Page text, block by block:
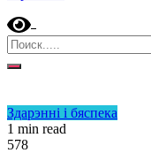
Здарэнні і бяспека
1 min read
578